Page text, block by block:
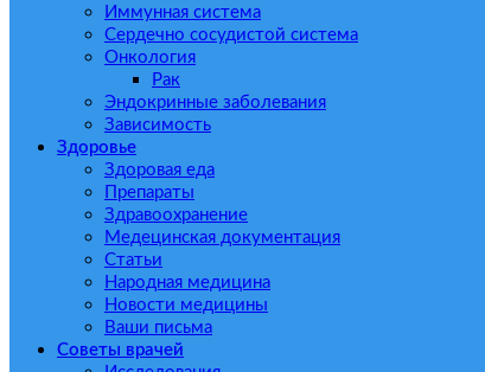
Иммунная система
Сердечно сосудистой система
Онкология
Рак
Эндокринные заболевания
Зависимость
Здоровье
Здоровая еда
Препараты
Здравоохранение
Медецинская документация
Статьи
Народная медицина
Новости медицины
Ваши письма
Советы врачей